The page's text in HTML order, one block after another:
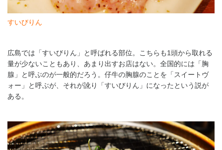
すいびりん
広島では「すいびりん」と呼ばれる部位。こちらも1頭から取れる
量が少ないこともあり、あまり出すお店はない。全国的には「胸
腺」と呼ぶのが一般的だろう。仔牛の胸腺のことを「スイートヴ
ォー」と呼ぶが、それが訛り「すいびりん」になったという説が
ある。